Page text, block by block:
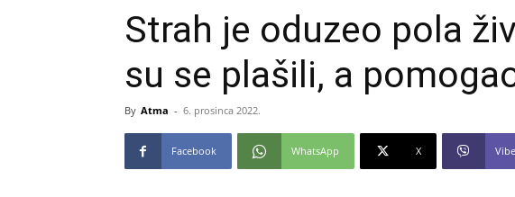
Strah je oduzeo pola
su se plašili, a
By Atma - 6. prosinca 2022.
Facebook WhatsApp X